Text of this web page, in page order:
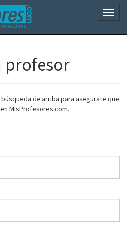
profesor
de arriba para asegurate que
MisProfesores.com.